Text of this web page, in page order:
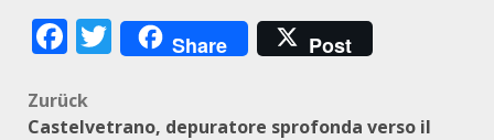
Facebook
Twitter
Share Post
Beitragsnavigation
Zurück
Castelvetrano, depuratore sprofonda verso il